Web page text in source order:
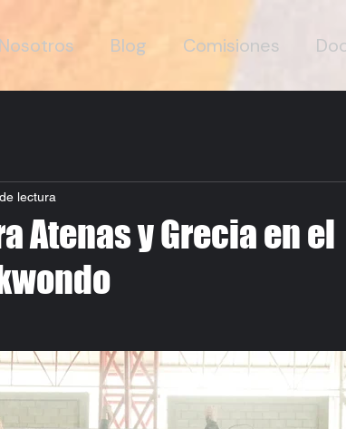
Nosotros Blog Comisiones
Atenas y Grecia en el
lectura